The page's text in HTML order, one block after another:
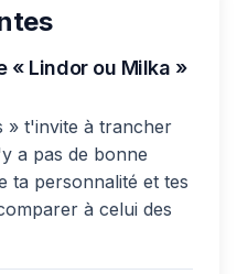
« Lindor ou Milka »
» t'invite à trancher
a pas de bonne
ta personnalité et tes
à celui des